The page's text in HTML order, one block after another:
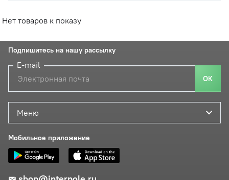
Нет товаров к показу
Меню
Мобильное приложение
Подпишитесь на нашу рассылку
E-mail
ОК